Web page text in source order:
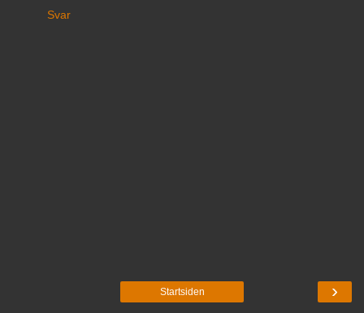
Svar
›
Startsiden